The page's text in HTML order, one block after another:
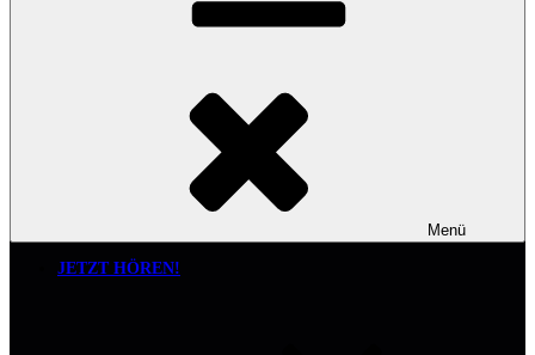
Menü
JETZT HÖREN!